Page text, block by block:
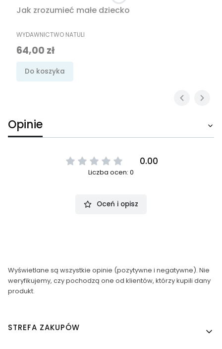
Jak zrozumieć małe dziecko
PRODUCENT
WYDAWNICTWO NATULI
Cena
64,00 zł
Do koszyka
Opinie
0.00
Liczba ocen: 0
Oceń i opisz
Wyświetlane są wszystkie opinie (pozytywne i negatywne). Nie
weryfikujemy, czy pochodzą one od klientów, którzy kupili dany
produkt.
Linki w stopce
STREFA ZAKUPÓW